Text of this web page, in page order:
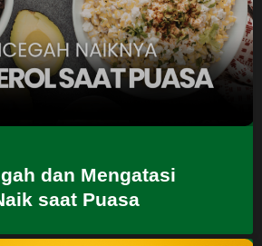
dan Mengatasi
saat Puasa